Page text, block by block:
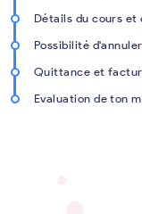
Détails du cours et
Possibilité
Quittance et
Evaluation de ton